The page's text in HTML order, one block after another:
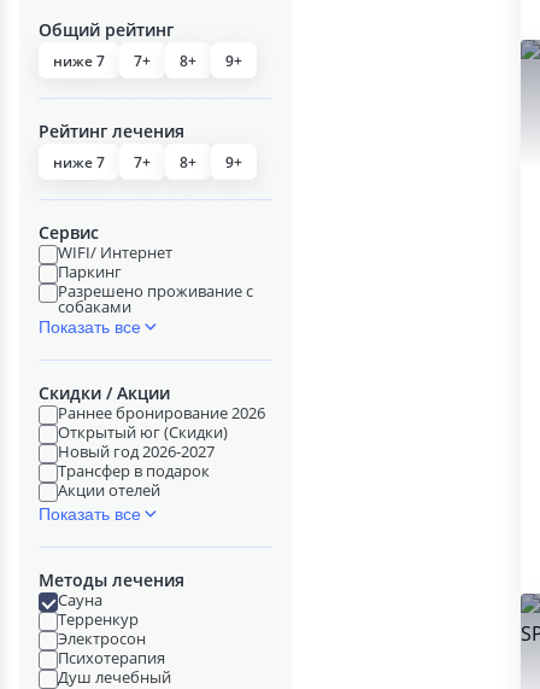
Общий рейтинг
ниже 7 7+ 8+ 9+
Рейтинг лечения
ниже 7 7+ 8+ 9+
Сервис
WIFI/ Интернет
Паркинг
Разрешено проживание с
собаками
Показать все
Скидки / Акции
Раннее бронирование 2026
Открытый юг (Скидки)
Новый год 2026-2027
Трансфер в подарок
Акции отелей
Показать все
Методы лечения
Сауна
Терренкур
Электросон
Психотерапия
Душ лечебный